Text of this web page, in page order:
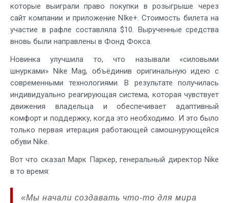
которые выиграли право покупки в розыгрыше через
сайт компании и приложение NIke+. Стоимость билета на
участие в рафле составляла $10. Вырученные средства
вновь были направлены в Фонд Фокса.
Новинка улучшила то, что называли «силовыми
шнурками» Nike Mag, объёдинив оригинальную идею с
современными технологиями. В результате получилась
индивидуально реагирующая система, которая чувствует
движения владельца и обеспечивает адаптивный
комфорт и поддержку, когда это необходимо. И это было
только первая итерация работающей самошнурующейся
обуви Nike.
Вот что сказал Марк Паркер, генеральный директор Nike
в то время:
«Мы начали создавать что-то для мира